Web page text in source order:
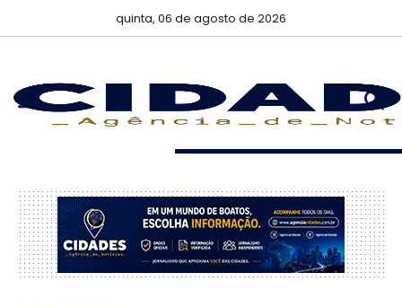
quinta, 06 de agosto de 2026